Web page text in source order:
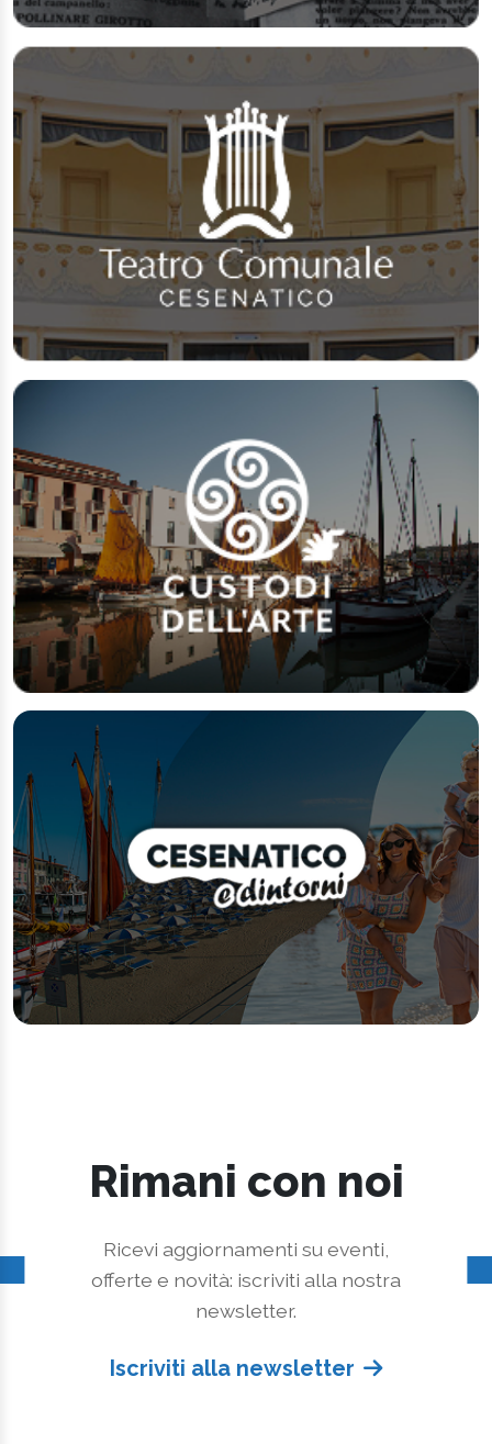
Rimani con noi
Ricevi aggiornamenti su eventi,
offerte e novità: iscriviti alla nostra
newsletter.
Iscriviti alla newsletter